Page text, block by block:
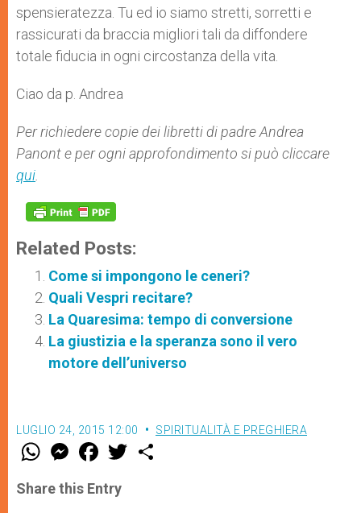
spensieratezza. Tu ed io siamo stretti, sorretti e
rassicurati da braccia migliori tali da diffondere
totale fiducia in ogni circostanza della vita.
Ciao da p. Andrea
Per richiedere copie dei libretti di padre Andrea
Panont e per ogni approfondimento si può cliccare
qui
Related Posts:
Come si impongono le ceneri?
Quali Vespri recitare?
La Quaresima: tempo di conversione
La giustizia e la speranza sono il vero
motore dell’universo
LUGLIO 24, 2015 12:00 SPIRITUALITÀ E PREGHIERA
W
t
s
M
e
s
e
F
a
e
b
w
Share this Entry